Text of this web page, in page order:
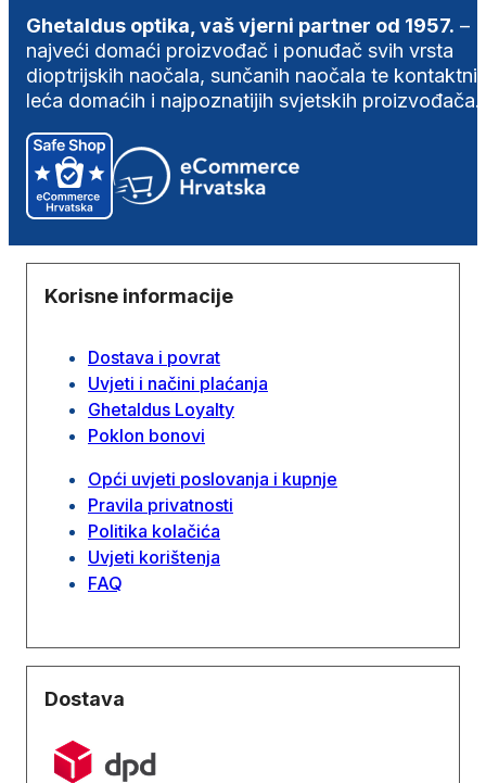
Ghetaldus optika, vaš vjerni partner od 1957. –
najveći domaći proizvođač i ponuđač svih vrsta
dioptrijskih naočala, sunčanih naočala te
leća domaćih i najpoznatijih svjetskih proizvođača.
Korisne informacije
Dostava i povrat
Uvjeti i načini plaćanja
Ghetaldus Loyalty
Poklon bonovi
Opći uvjeti poslovanja i kupnje
Pravila privatnosti
Politika kolačića
Uvjeti korištenja
FAQ
Dostava